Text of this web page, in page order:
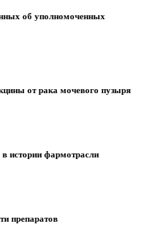
об уполномоченных
от рака мочевого пузыря
истории фармотрасли
препаратов